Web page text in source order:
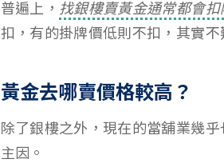
普遍上， 找銀樓賣黃金通常都會
扣，有的掛牌價低則不扣，其實不
黃金去哪賣價格較高？
除了銀樓之外，現在的當舖業幾
主因。